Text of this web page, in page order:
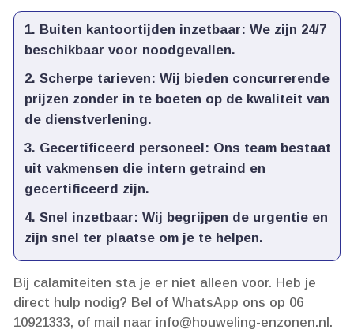
Buiten kantoortijden inzetbaar: We zijn 24/7
beschikbaar voor noodgevallen.​
Scherpe tarieven: Wij bieden concurrerende
prijzen zonder in te boeten op de kwaliteit van
de dienstverlening.​
Gecertificeerd personeel: Ons team bestaat
uit vakmensen die intern getraind en
gecertificeerd zijn.​
Snel inzetbaar: Wij begrijpen de urgentie en
zijn snel ter plaatse om je te helpen.​
Bij calamiteiten sta je er niet alleen voor.​ Heb je
direct hulp nodig? Bel of WhatsApp ons op 06
10921333, of mail naar info@houweling-enzonen.​nl.​